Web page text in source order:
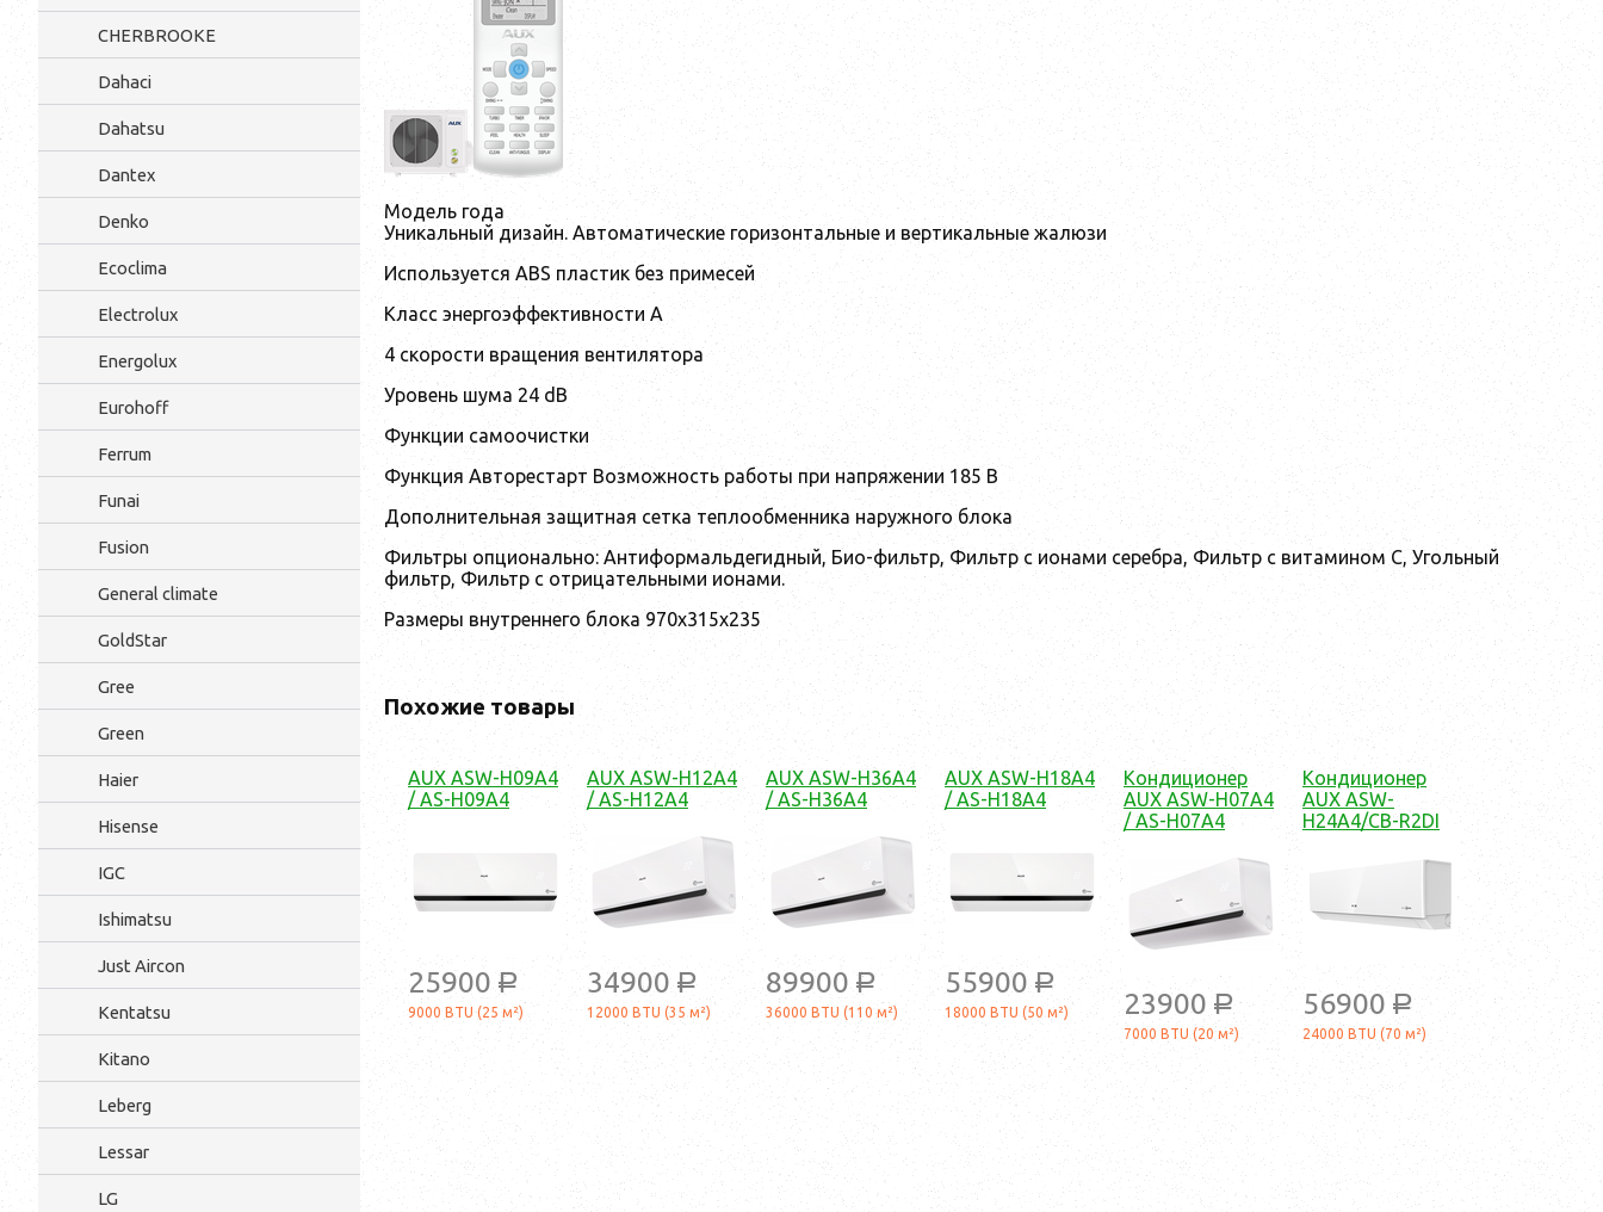
CHERBROOKE
Dahaci
Dahatsu
Dantex
Denko
Ecoclima
Electrolux
Energolux
Eurohoff
Ferrum
Funai
Fusion
General climate
GoldStar
Gree
Green
Haier
Hisense
IGC
Ishimatsu
Just Aircon
Kentatsu
Kitano
Leberg
Lessar
LG
Модель года
Уникальный дизайн. Автоматические горизонтальные и вертикальные жалюзи
Используется ABS пластик без примесей
Класс энергоэффективности A
4 скорости вращения вентилятора
Уровень шума 24 dB
Функции самоочистки
Функция Авторестарт Возможность работы при напряжении 185 В
Дополнительная защитная сетка теплообменника наружного блока
Фильтры опционально: Антиформальдегидный, Био-фильтр, Фильтр с ионами серебра, Фильтр с витамином С, Угольный
фильтр, Фильтр с отрицательными ионами.
Размеры внутреннего блока 970x315x235
Похожие товары
AUX ASW-H09A4
/ AS-H09A4
25900 a
9000 BTU (25 м²)
AUX ASW-H12A4
/ AS-H12A4
34900 a
12000 BTU (35 м²)
AUX ASW-H36A4
/ AS-H36A4
89900 a
36000 BTU (110 м²)
AUX ASW-H18A4
/ AS-H18A4
55900 a
18000 BTU (50 м²)
Кондиционер
AUX ASW-H07A4
/ AS-H07A4
23900 a
7000 BTU (20 м²)
Кондиционер
AUX ASW-
H24A4/CB-R2DI
56900 a
24000 BTU (70 м²)